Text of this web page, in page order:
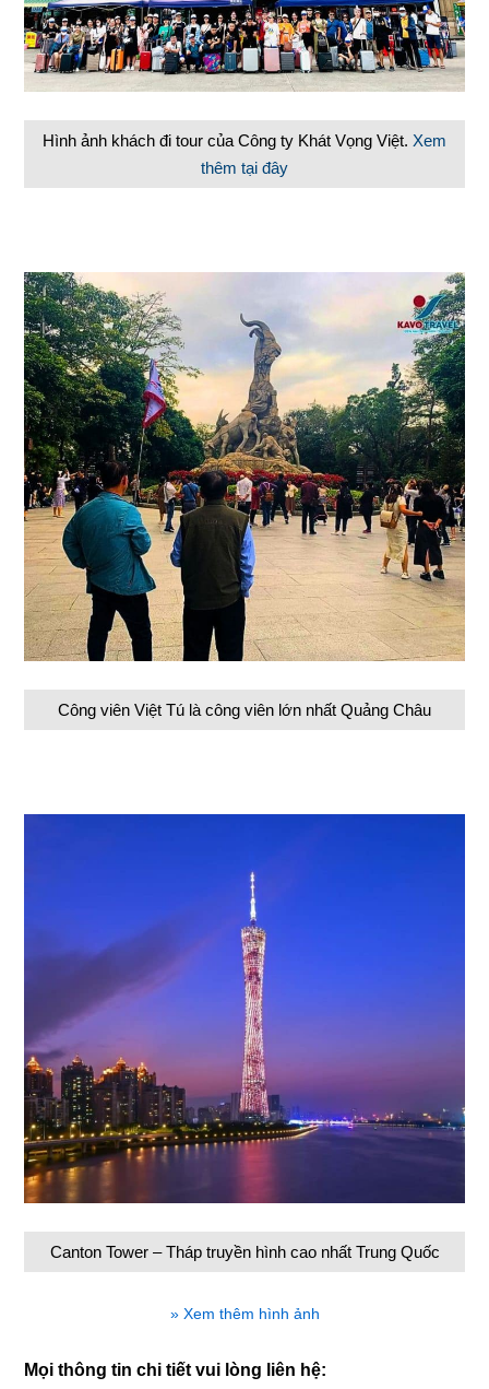
Hình ảnh khách đi tour của Công ty Khát Vọng Việt. Xem
thêm tại đây
Công viên Việt Tú là công viên lớn nhất Quảng Châu
Canton Tower – Tháp truyền hình cao nhất Trung Quốc
» Xem thêm hình ảnh
Mọi thông tin chi tiết vui lòng liên hệ: